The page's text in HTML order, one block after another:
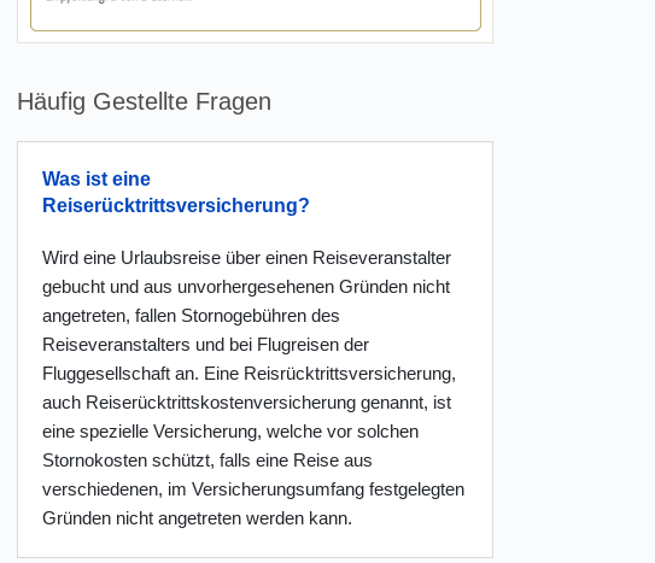
Häufig Gestellte Fragen
Was ist eine
Reiserücktrittsversicherung?
Wird eine Urlaubsreise über einen Reiseveranstalter
gebucht und aus unvorhergesehenen Gründen nicht
angetreten, fallen Stornogebühren des
Reiseveranstalters und bei Flugreisen der
Fluggesellschaft an. Eine Reisrücktrittsversicherung,
auch Reiserücktrittskostenversicherung genannt, ist
eine spezielle Versicherung, welche vor solchen
Stornokosten schützt, falls eine Reise aus
verschiedenen, im Versicherungsumfang festgelegten
Gründen nicht angetreten werden kann.